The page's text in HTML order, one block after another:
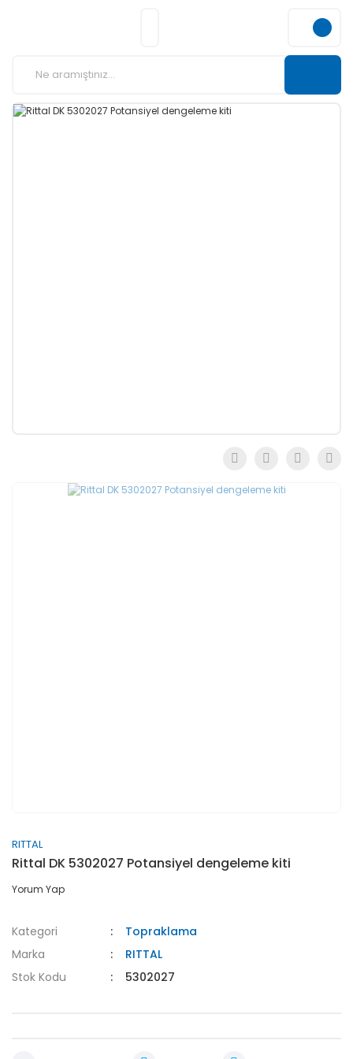
RITTAL
Rittal DK 5302027 Potansiyel dengeleme kiti
Yorum Yap
Kategori
Topraklama
Marka
RITTAL
Stok Kodu
5302027